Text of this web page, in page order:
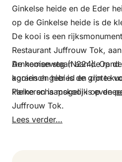
Ginkelse heide en de Eder
op de Ginkelse heide is de
De kooi is een
Restaurant Juffrouw Tok,
Arnhemseweg (N224). Op
kooien en hier is de grote
kleine schaapskooi is
De kooien staan aan de
agrarisch gebied en zijn te
Parkeren is mogelijk op de
Juffrouw Tok.
Lees verder…